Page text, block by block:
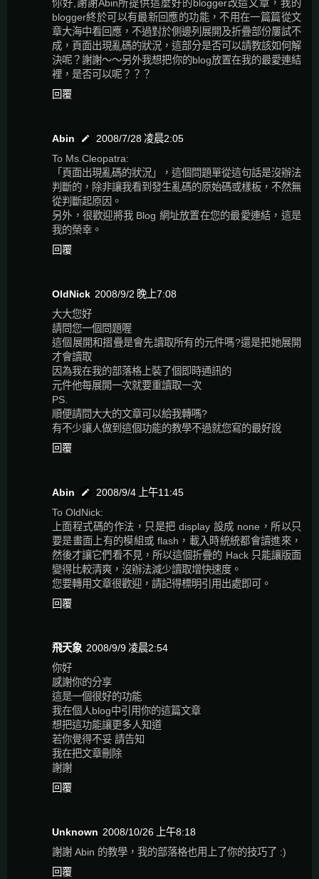
你好,謝謝Abin所提供這麼好的blogger改造文章，我的
blogger終於可以有最新回應的功能，不用在一篇篇從文
章大海中看回應，不過對於側邊列展開及折疊部份屢試不
成，頁面出現亂碼的狀況，這部分是否可以請教該如何解
決呢？謝謝～～另外我想把你的blog放置在我的最愛連結
裡，是否可以呢？？？
回覆
Abin
2008/7/28 凌晨2:05
To Ms.Cleopatra:
「頁面出現亂碼的狀況」，這個問題單從這句話是沒辦法
判斷的，除非讓我看到發生亂碼的原始碼或樣板，不然無
從判斷起原因。
另外，很歡迎將我 Blog 網址放置在您的最愛連結，這是
我的榮幸。
回覆
OldNick 2008/9/2 晚上7:08
大大您好
請問您一個問題喔
這個展開和摺疊是會先讀取所有的元件嗎?還是把她展開
才會讀取
因為我在我的部落格上裝了個即時通訊的
元件他每展開一次就要重讀取一次
PS.
順便請問大大的文章可以給我轉嗎?
有不少讓人做到這個功能的教學不過就您寫的最好說
回覆
Abin
2008/9/4 上午11:45
To OldNick:
上面程式碼的作法，只是把 display 設成 none，所以只
要是畫面上有的模組或 flash，載入時統統都會讀進來，
然後才讓它們看不見，所以這個折疊的 Hack 只能讓版面
變得比較清爽，沒辦法減少讀取增快速度。
您要轉用文章很歡迎，請記得標明引用出處即可。
回覆
飛天象 2008/9/9 凌晨2:54
你好
感謝你的分享
這是一個很好的功能
我在個人blog中引用你的這篇文章
想把這功能讓更多人知道
若你覺得不妥 請告知
我在把文章刪除
謝謝
回覆
Unknown 2008/10/26 上午8:18
謝謝 Abin 的教學，我的部落格也用上了你的技巧了 :)
回覆